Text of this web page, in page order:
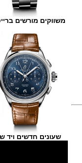
משווקים מורשים ברייטלינג
שעונים חדשים ויד שנייה